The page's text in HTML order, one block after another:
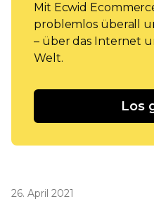
Mit Ecwid
problemlos überall
– über das Internet
Welt.
Los
26. April 2021